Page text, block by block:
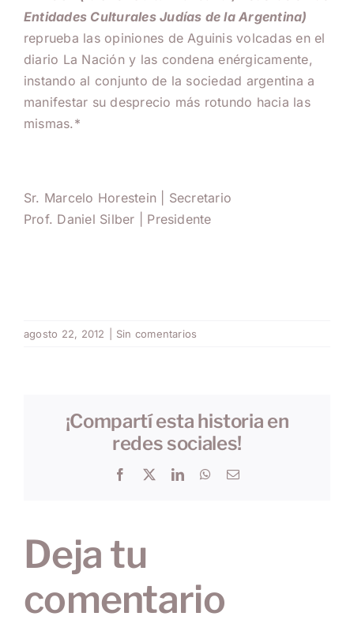
Entidades CulturalesJudías de la Argentina)
reprueba las opiniones de Aguinis volcadas en el
diario La Nación y las condena enérgicamente,
instando al conjunto de la sociedad argentina a
manifestar su desprecio más rotundo hacia las
mismas.*
Sr. Marcelo Horestein | Secretario
Prof. Daniel Silber | Presidente
agosto 22, 2012 Sin comentarios
¡Compartí esta historia en
redes sociales!
Facebook
X LinkedInWhatsApp
Correo
Deja tu
comentario